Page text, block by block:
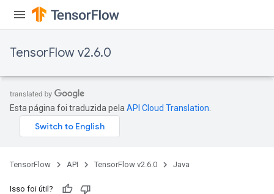
TensorFlow v2.6.0
Esta página foi traduzida pela API Cloud Translation
TensorFlow API TensorFlow v2.6.0 Java
Isso foi útil?